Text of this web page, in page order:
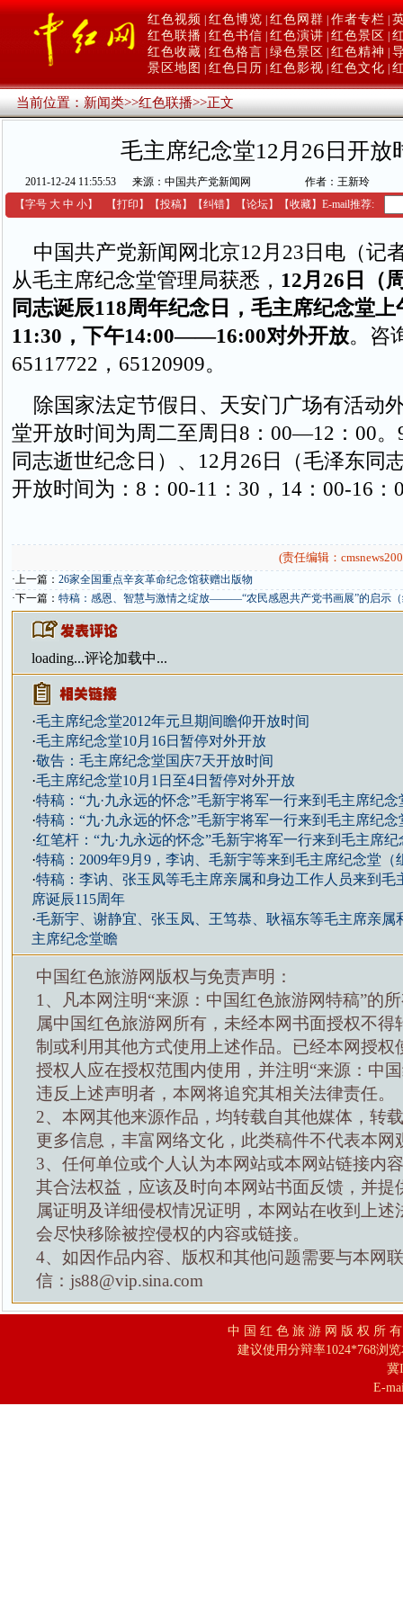
红色视频 红色博览 红色网群 作者专栏
红色联播 红色书信 红色演讲 红色景区
红色收藏 红色格言 绿色景区 红色精神
景区地图
红色日历 红色影视 红色文化
当前位置：新闻类>>红色联播>>正文
毛主席纪念堂12月26日开放
2011-12-24 11:55:53 来源：中国共产党新闻网
作者：王新玲
【字号 大 中 小】 【打印 】 【投稿】 【纠错】 【论坛】 【收藏】 E-mail推荐:
中国共产党新闻网北京12月23日电（记
从毛主席纪念堂管理局获悉， 12月26日（
同志诞辰118周年纪念日，毛主席纪念堂
11:30，下午14:00——16:00对外开放。咨
65117722，65120909。
除国家法定节假日、天安门广场有活动
堂开放时间为周二至周日8：00—12：00。
同志逝世纪念日）、12月26日（毛泽东同
开放时间为：8：00-11：30，14：00-16：
(责任编辑：
·上一篇： 26家全国重点辛亥革命纪念馆获赠出版物
·下一篇： 特稿：感恩、智慧与激情之绽放———“农民感恩共产党书画展”的启示
loading...评论加载中...
·毛主席纪念堂2012年元旦期间瞻仰开放时间
·毛主席纪念堂10月16日暂停对外开放
·敬告：毛主席纪念堂国庆7天开放时间
·毛主席纪念堂10月1日至4日暂停对外开放
·特稿：“九·九永远的怀念”毛新宇将军一行来到毛主席纪
·特稿：“九·九永远的怀念”毛新宇将军一行来到毛主席纪
·红笔杆：“九·九永远的怀念”毛新宇将军一行来到毛主席
·特稿：2009年9月9，李讷、毛新宇等来到毛主席纪念堂（
·特稿：李讷、张玉凤等毛主席亲属和身边工作人员来到毛
席诞辰115周年
·毛新宇、谢静宜、张玉凤、王笃恭、耿福东等毛主席亲属
主席纪念堂瞻
中国红色旅游网版权与免责声明：
1、凡本网注明“来源：中国红色旅游网特稿”的
属中国红色旅游网所有，未经本网书面授权不得
制或利用其他方式使用上述作品。已经本网授权
授权人应在授权范围内使用，并注明“来源：中
违反上述声明者，本网将追究其相关法律责任。
2、本网其他来源作品，均转载自其他媒体，转
更多信息，丰富网络文化，此类稿件不代表本网
3、任何单位或个人认为本网站或本网站链接内
其合法权益，应该及时向本网站书面反馈，并提
属证明及详细侵权情况证明，本网站在收到上述
会尽快移除被控侵权的内容或链接。
4、如因作品内容、版权和其他问题需要与本网
信：js88@vip.sina.com
中 国 红 色 旅 游 网 版 权 所
建议使用分辩率1024*768浏
冀
E-